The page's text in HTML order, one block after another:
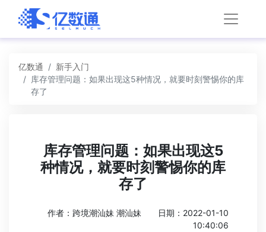
亿数通
新手入门
库存管理问题：如果出现这5种情况，就要时刻警惕你的库
存了
库存管理问题：如果出现这5
种情况，就要时刻警惕你的库
存了
作者：跨境潮汕妹 潮汕妹
日期：2022-01-10
10:40:06